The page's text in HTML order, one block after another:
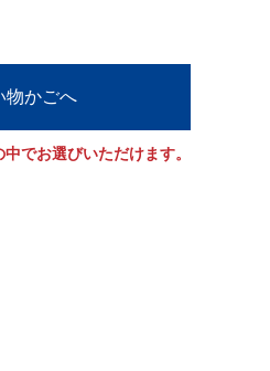
物かごへ
でお選びいただけます。